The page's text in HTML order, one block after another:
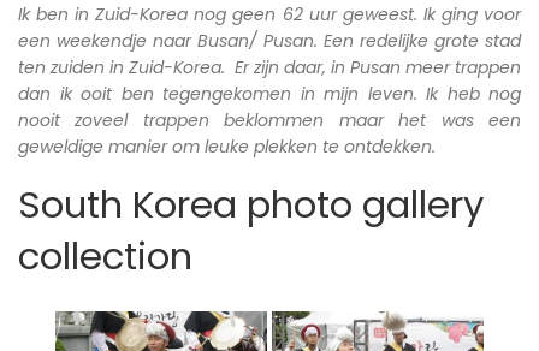
Ik ben in Zuid-Korea nog geen 62 uur geweest. Ik ging voor
een weekendje naar Busan/ Pusan. Een redelijke grote stad
ten zuiden in Zuid-Korea. Er zijn daar, in Pusan meer trappen
dan ik ooit ben tegengekomen in mijn leven. Ik heb nog
nooit zoveel trappen beklommen maar het was een
geweldige manier om leuke plekken te ontdekken.
South Korea photo gallery
collection